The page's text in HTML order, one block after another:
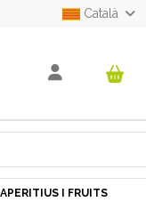
Català
APERITIUS I FRUITS